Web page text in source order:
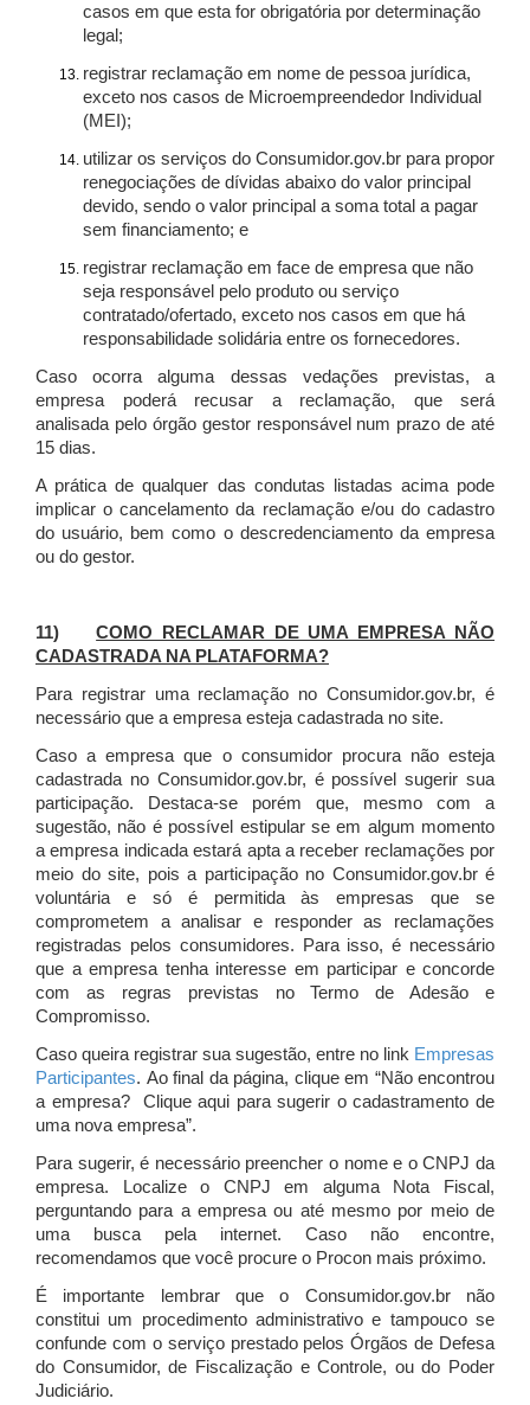
casos em que esta for obrigatória por determinação
legal;
registrar reclamação em nome de pessoa jurídica,
exceto nos casos de Microempreendedor Individual
(MEI);
utilizar os serviços do Consumidor.gov.br para propor
renegociações de dívidas abaixo do valor principal
devido, sendo o valor principal a soma total a pagar
sem financiamento; e
registrar reclamação em face de empresa que não
seja responsável pelo produto ou serviço
contratado/ofertado, exceto nos casos em que há
responsabilidade solidária entre os fornecedores.
Caso ocorra alguma dessas vedações previstas, a
empresa poderá recusar a reclamação, que será
analisada pelo órgão gestor responsável num prazo de até
15 dias.
A prática de qualquer das condutas listadas acima pode
implicar o cancelamento da reclamação e/ou do cadastro
do usuário, bem como o descredenciamento da empresa
ou do gestor.
11)COMO RECLAMAR DE UMA EMPRESA NÃO
CADASTRADA NA PLATAFORMA?
Para registrar uma reclamação no Consumidor.gov.br, é
necessário que a empresa esteja cadastrada no site.
Caso a empresa que o consumidor procura não esteja
cadastrada no Consumidor.gov.br, é possível sugerir sua
participação. Destaca-se porém que, mesmo com a
sugestão, não é possível estipular se em algum momento
a empresa indicada estará apta a receber reclamações por
meio do site, pois a participação no Consumidor.gov.br é
voluntária e só é permitida às empresas que se
comprometem a analisar e responder as reclamações
registradas pelos consumidores. Para isso, é necessário
que a empresa tenha interesse em participar e concorde
com as regras previstas no Termo de Adesão e
Compromisso.
Caso queira registrar sua sugestão, entre no link Empresas
Participantes. Ao final da página, clique em “Não encontrou
a empresa? Clique aqui para sugerir o cadastramento de
uma nova empresa”.
Para sugerir, é necessário preencher o nome e o CNPJ da
empresa. Localize o CNPJ em alguma Nota Fiscal,
perguntando para a empresa ou até mesmo por meio de
uma busca pela internet. Caso não encontre,
recomendamos que você procure o Procon mais próximo.
É importante lembrar que o Consumidor.gov.br não
constitui um procedimento administrativo e tampouco se
confunde com o serviço prestado pelos Órgãos de Defesa
do Consumidor, de Fiscalização e Controle, ou do Poder
Judiciário.